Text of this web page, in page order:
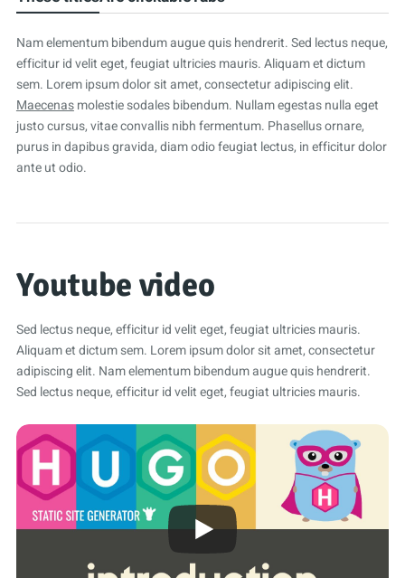
Nam elementum bibendum augue quis hendrerit. Sed lectus neque,
efficitur id velit eget, feugiat ultricies mauris. Aliquam et dictum
sem. Lorem ipsum dolor sit amet, consectetur adipiscing elit.
Maecenasmolestie sodales bibendum. Nullam egestas nulla eget
justo cursus, vitae convallis nibh fermentum. Phasellus ornare,
purus in dapibus gravida, diam odio feugiat lectus, in efficitur dolor
ante ut odio.
Youtube video
Sed lectus neque, efficitur id velit eget, feugiat ultricies mauris.
Aliquam et dictum sem. Lorem ipsum dolor sit amet, consectetur
adipiscing elit. Nam elementum bibendum augue quis hendrerit.
Sed lectus neque, efficitur id velit eget, feugiat ultricies mauris.